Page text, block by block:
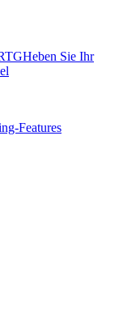
Heben Sie Ihr
Features